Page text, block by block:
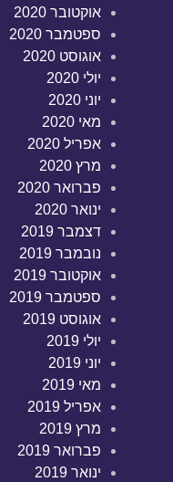
אוקטובר 2020
ספטמבר 2020
אוגוסט 2020
יולי 2020
יוני 2020
מאי 2020
אפריל 2020
מרץ 2020
פברואר 2020
ינואר 2020
דצמבר 2019
נובמבר 2019
אוקטובר 2019
ספטמבר 2019
אוגוסט 2019
יולי 2019
יוני 2019
מאי 2019
אפריל 2019
מרץ 2019
פברואר 2019
ינואר 2019